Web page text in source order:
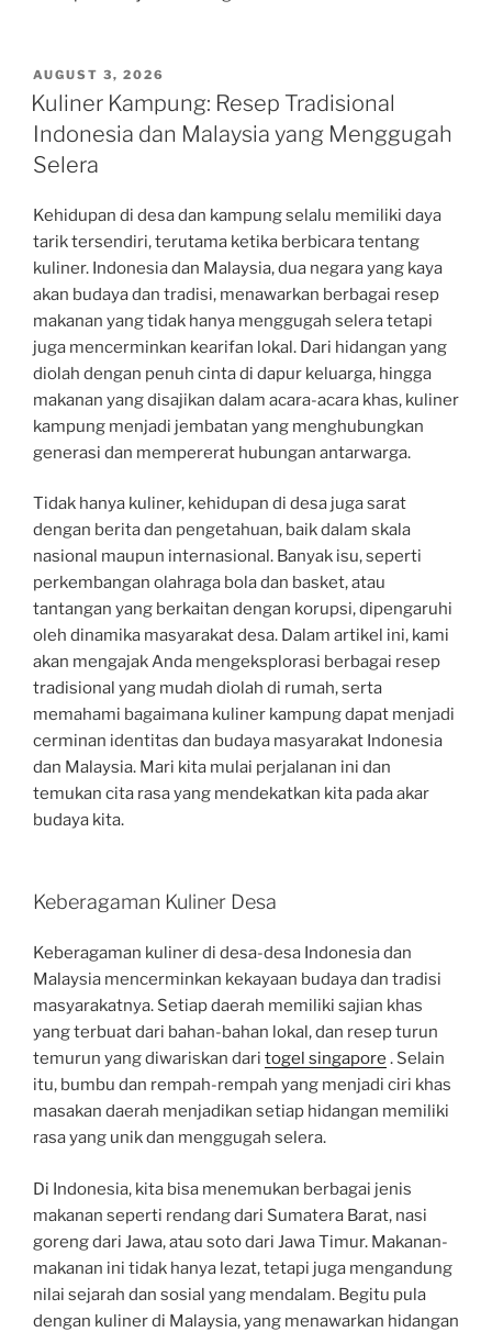
POSTED
ON
AUGUST 3, 2026
Kuliner Kampung: Resep Tradisional
Indonesia dan Malaysia yang Menggugah
Selera
Kehidupan di desa dan kampung selalu memiliki daya
tarik tersendiri, terutama ketika berbicara tentang
kuliner. Indonesia dan Malaysia, dua negara yang kaya
akan budaya dan tradisi, menawarkan berbagai resep
makanan yang tidak hanya menggugah selera tetapi
juga mencerminkan kearifan lokal. Dari hidangan yang
diolah dengan penuh cinta di dapur keluarga, hingga
makanan yang disajikan dalam acara-acara khas, kuliner
kampung menjadi jembatan yang menghubungkan
generasi dan mempererat hubungan antarwarga.
Tidak hanya kuliner, kehidupan di desa juga sarat
dengan berita dan pengetahuan, baik dalam skala
nasional maupun internasional. Banyak isu, seperti
perkembangan olahraga bola dan basket, atau
tantangan yang berkaitan dengan korupsi, dipengaruhi
oleh dinamika masyarakat desa. Dalam artikel ini, kami
akan mengajak Anda mengeksplorasi berbagai resep
tradisional yang mudah diolah di rumah, serta
memahami bagaimana kuliner kampung dapat menjadi
cerminan identitas dan budaya masyarakat Indonesia
dan Malaysia. Mari kita mulai perjalanan ini dan
temukan cita rasa yang mendekatkan kita pada akar
budaya kita.
Keberagaman Kuliner Desa
Keberagaman kuliner di desa-desa Indonesia dan
Malaysia mencerminkan kekayaan budaya dan tradisi
masyarakatnya. Setiap daerah memiliki sajian khas
yang terbuat dari bahan-bahan lokal, dan resep turun
temurun yang diwariskan dari togel singapore . Selain
itu, bumbu dan rempah-rempah yang menjadi ciri khas
masakan daerah menjadikan setiap hidangan memiliki
rasa yang unik dan menggugah selera.
Di Indonesia, kita bisa menemukan berbagai jenis
makanan seperti rendang dari Sumatera Barat, nasi
goreng dari Jawa, atau soto dari Jawa Timur. Makanan-
makanan ini tidak hanya lezat, tetapi juga mengandung
nilai sejarah dan sosial yang mendalam. Begitu pula
dengan kuliner di Malaysia, yang menawarkan hidangan